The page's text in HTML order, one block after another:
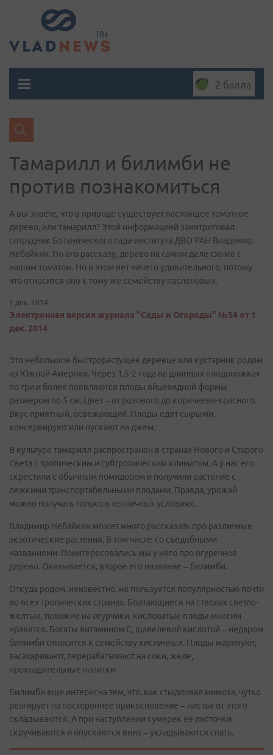
2 балла
Тамарилл и билимби не
против познакомиться
А вы знаете, что в природе существует настоящее томатное
дерево, или тамарилл? Этой информацией заинтриговал
сотрудник Ботанического сада-института ДВО РАН Владимир
Небайкин. По его рассказу, дерево на самом деле схоже с
нашим томатом. Но в этом нет ничего удивительного, потому
что относится оно к тому же семейству пасленовых.
1 дек. 2014
Электронная версия журнала "Сады и Огороды" №54 от 1
дек. 2014
Это небольшое быстрорастущее деревце или кустарник родом
из Южной Америки. Через 1,5-2 года на длинных плодоножках
по три и более появляются плоды яйцевидной формы
размером по 5 см. Цвет – от розового до коричнево-красного.
Вкус приятный, освежающий. Плоды едят сырыми,
консервируют или пускают на джем.
В культуре тамарилл распространен в странах Нового и Старого
Света с тропическим и субтропическим климатом. А у нас его
скрестили с обычным помидором и получили растение с
лежкими транспортабельными плодами. Правда, урожай
можно получать только в тепличных условиях.
Владимир Небайкин может много рассказать про различные
экзотические растения. В том числе со съедобными
названиями. Поинтересовались мы у него про огуречное
дерево. Оказывается, второе его название – билимби.
Откуда родом, неизвестно, но пользуется популярностью почти
во всех тропических странах. Болтающиеся на стволах светло-
желтые, похожие на огурчики, кисловатые плоды многим
нравятся. Богаты витамином С, щавелевой кислотой – недаром
билимби относится к семейству кисличных. Плоды маринуют,
засахаривают, перерабатывают на соки, желе,
прохладительные напитки.
Билимби еще интересна тем, что, как стыдливая мимоза, чутко
реагирует на постороннее прикосновение – листья от этого
складываются. А при наступлении сумерек ее листочки
скручиваются и опускаются вниз – укладываются спать.